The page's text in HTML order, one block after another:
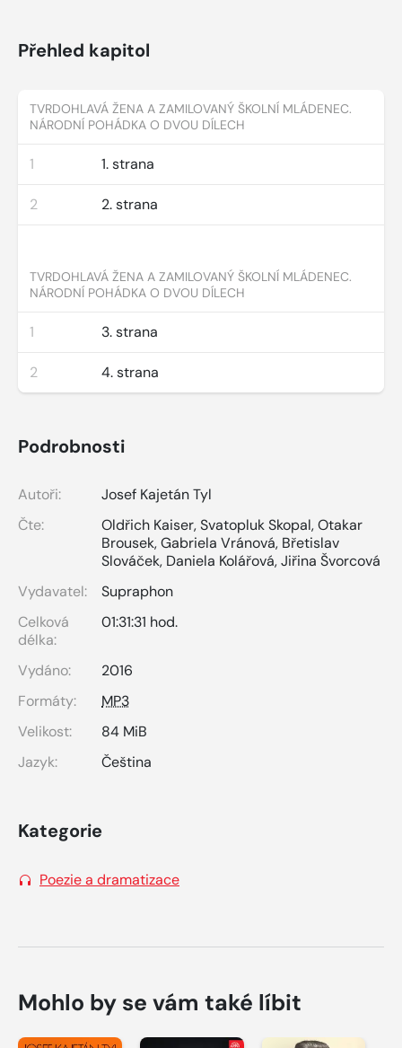
Přehled kapitol
TVRDOHLAVÁ ŽENA A ZAMILOVANÝ ŠKOLNÍ MLÁDENEC.
NÁRODNÍ POHÁDKA O DVOU DÍLECH
1 1. strana
2 2. strana
TVRDOHLAVÁ ŽENA A ZAMILOVANÝ ŠKOLNÍ MLÁDENEC.
NÁRODNÍ POHÁDKA O DVOU DÍLECH
1 3. strana
2 4. strana
Podrobnosti
Autoři:
Josef Kajetán Tyl
Čte:
Oldřich Kaiser,Svatopluk Skopal,Otakar
Brousek,Gabriela Vránová, Břetislav
Slováček, Daniela Kolářová,Jiřina Švorcová
Vydavatel:
Supraphon
Celková
délka:
01:31:31 hod.
Vydáno:
2016
Formáty:
MP3
Velikost:
84 MiB
Jazyk:
Čeština
Kategorie
Poezie a dramatizace
Mohlo by se vám také líbit